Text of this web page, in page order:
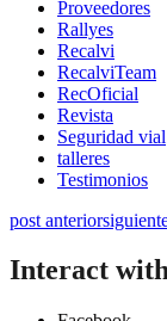
Proveedores
Rallyes
Recalvi
RecalviTeam
RecOficial
Revista
Seguridad vial
talleres
Testimonios
post anterior
Interact